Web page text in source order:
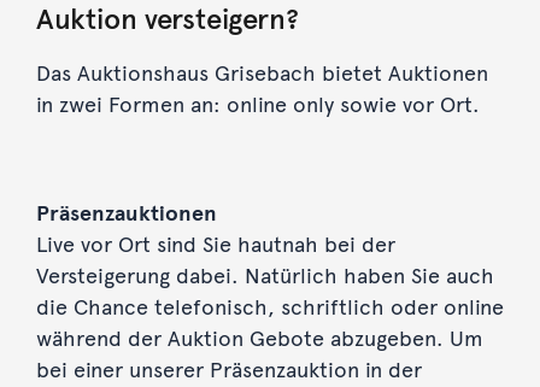
Auktion versteigern?
Das Auktionshaus Grisebach bietet Auktionen
in zwei Formen an: online only sowie vor Ort.
Präsenzauktionen
Live vor Ort sind Sie hautnah bei der
Versteigerung dabei. Natürlich haben Sie auch
die Chance telefonisch, schriftlich oder online
während der Auktion Gebote abzugeben. Um
bei einer unserer Präsenzauktion in der